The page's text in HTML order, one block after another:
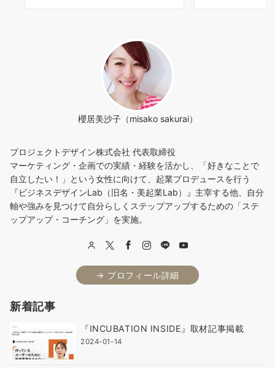
櫻居美沙子（misako sakurai）
プロジェクトデザイン株式会社 代表取締役
マーケティング・企画での実績・経験を活かし、「好きなことで
自立したい！」という女性に向けて、起業プロデュースを行う
『ビジネスデザインLab（旧名・美起業Lab）』主宰する他、自分
軸や強みを見つけて自分らしくステップアップするための「ステ
ップアップ・コーチング」を実施。
→ プロフィール詳細
新着記事
『INCUBATION INSIDE』取材記事掲載
2024-01-14